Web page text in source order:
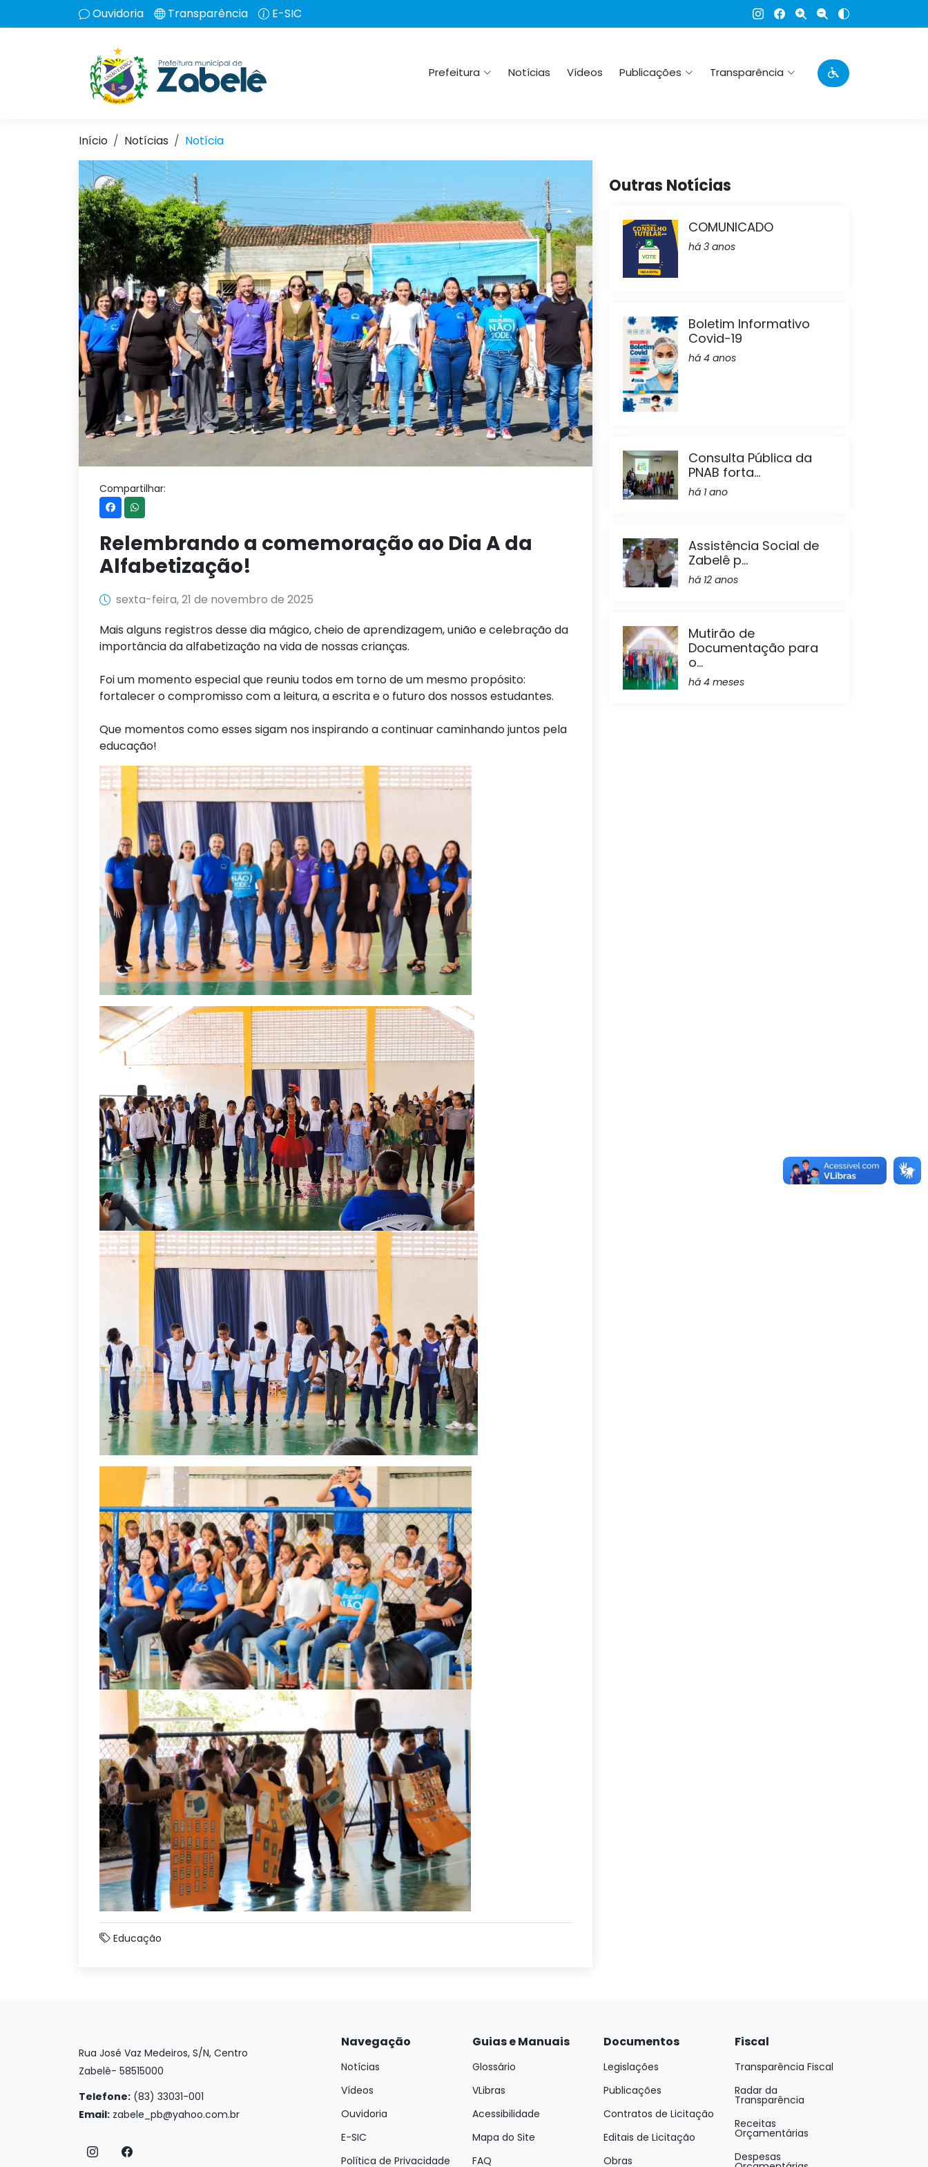
Ouvidoria Transparência E-SIC
Prefeitura Notícias Vídeos Publicações Transparência
Início Notícias Notícia
Compartilhar:
Relembrando a comemoração ao Dia A da
Alfabetização!
sexta-feira, 21 de novembro de 2025
Mais alguns registros desse dia mágico, cheio de aprendizagem, união e celebração da
importância da alfabetização na vida de nossas crianças.
Foi um momento especial que reuniu todos em torno de um mesmo propósito:
fortalecer o compromisso com a leitura, a escrita e o futuro dos nossos estudantes.
Que momentos como esses sigam nos inspirando a continuar caminhando juntos pela
educação!
Educação
Outras Notícias
COMUNICADO
há 3 anos
Boletim Informativo
Covid-19
há 4 anos
Consulta Pública da
PNAB forta...
há 1 ano
Assistência Social de
Zabelê p...
há 12 anos
Mutirão de
Documentação para
o...
há 4 meses
Rua José Vaz Medeiros, S/N, Centro
Zabelê- 58515000
Telefone: (83) 33031-001
Email: zabele_pb@yahoo.com.br
Navegação
Notícias
Vídeos
Ouvidoria
E-SIC
Política de Privacidade
Guias e Manuais
Glossário
VLibras
Acessibilidade
Mapa do Site
FAQ
Documentos
Legislações
Publicações
Contratos de Licitação
Editais de Licitação
Obras
Fiscal
Transparência Fiscal
Radar da
Transparência
Receitas
Orçamentárias
Despesas